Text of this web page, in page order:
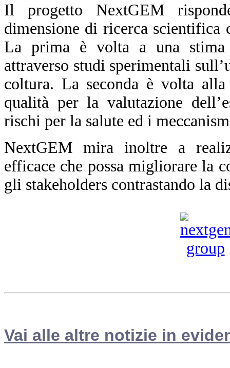
Il progetto NextGEM
dimensione di ricerca scientifica
La prima è volta a una stima
attraverso studi sperimentali
coltura. La seconda è volta
qualità per la valutazione
rischi per la salute ed i
NextGEM mira inoltre a
efficace che possa migliorare la
gli stakeholders contrastando la
Vai alle altre notizie in